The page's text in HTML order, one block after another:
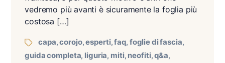
vedremo più avanti è sicuramente la foglia più
costosa […]
capa,corojo,esperti,faq, foglie di fascia,
guida completa, liguria, miti, neofiti,q&a,